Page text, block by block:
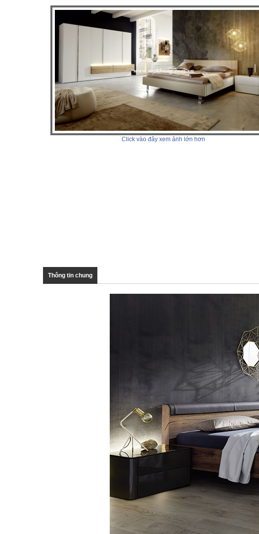
Click vào đây xem ảnh lớn hơn
Thông tin chung